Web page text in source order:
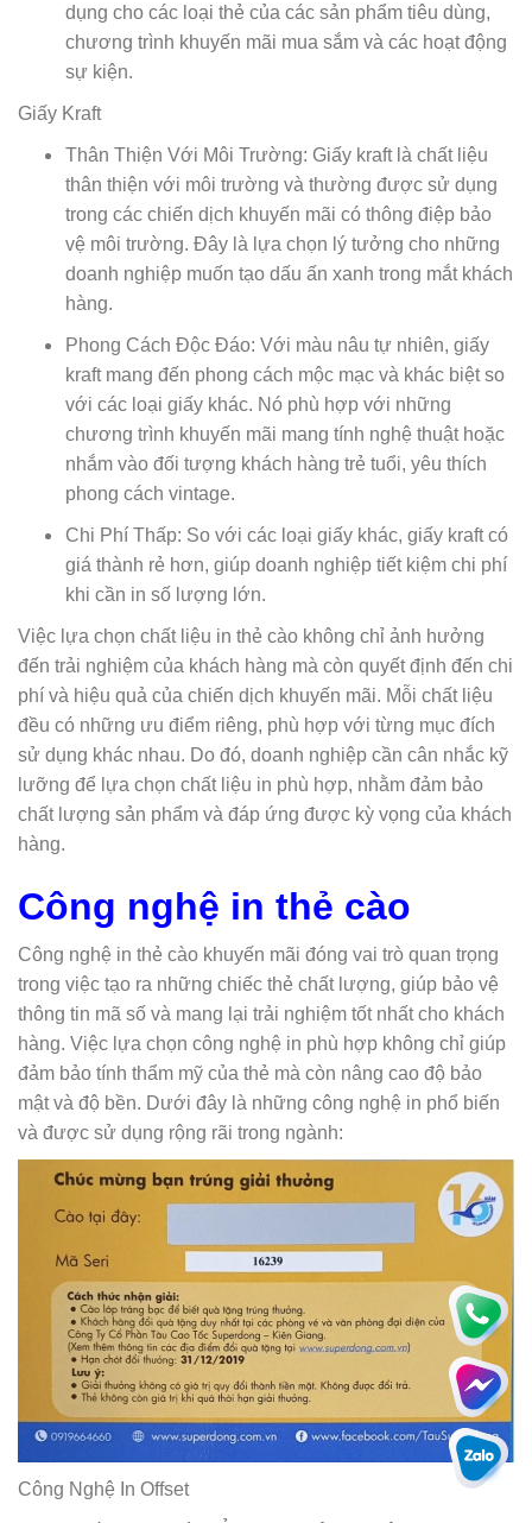
dụng cho các loại thẻ của các sản phẩm tiêu dùng,
chương trình khuyến mãi mua sắm và các hoạt động
sự kiện.
Giấy Kraft
Thân Thiện Với Môi Trường: Giấy kraft là chất liệu
thân thiện với môi trường và thường được sử dụng
trong các chiến dịch khuyến mãi có thông điệp bảo
vệ môi trường. Đây là lựa chọn lý tưởng cho những
doanh nghiệp muốn tạo dấu ấn xanh trong mắt khách
hàng.
Phong Cách Độc Đáo: Với màu nâu tự nhiên, giấy
kraft mang đến phong cách mộc mạc và khác biệt so
với các loại giấy khác. Nó phù hợp với những
chương trình khuyến mãi mang tính nghệ thuật hoặc
nhắm vào đối tượng khách hàng trẻ tuổi, yêu thích
phong cách vintage.
Chi Phí Thấp: So với các loại giấy khác, giấy kraft có
giá thành rẻ hơn, giúp doanh nghiệp tiết kiệm chi phí
khi cần in số lượng lớn.
Việc lựa chọn chất liệu in thẻ cào không chỉ ảnh hưởng
đến trải nghiệm của khách hàng mà còn quyết định đến chi
phí và hiệu quả của chiến dịch khuyến mãi. Mỗi chất liệu
đều có những ưu điểm riêng, phù hợp với từng mục đích
sử dụng khác nhau. Do đó, doanh nghiệp cần cân nhắc kỹ
lưỡng để lựa chọn chất liệu in phù hợp, nhằm đảm bảo
chất lượng sản phẩm và đáp ứng được kỳ vọng của khách
hàng.
Công nghệ in thẻ cào
Công nghệ in thẻ cào khuyến mãi đóng vai trò quan trọng
trong việc tạo ra những chiếc thẻ chất lượng, giúp bảo vệ
thông tin mã số và mang lại trải nghiệm tốt nhất cho khách
hàng. Việc lựa chọn công nghệ in phù hợp không chỉ giúp
đảm bảo tính thẩm mỹ của thẻ mà còn nâng cao độ bảo
mật và độ bền. Dưới đây là những công nghệ in phổ biến
và được sử dụng rộng rãi trong ngành:
Công Nghệ In Offset